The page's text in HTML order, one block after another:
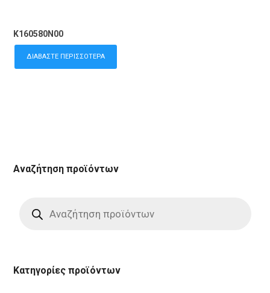
K160580N00
ΔΙΑΒΆΣΤΕ ΠΕΡΙΣΣΌΤΕΡΑ
Αναζήτηση προϊόντων
search
Κατηγορίες προϊόντων